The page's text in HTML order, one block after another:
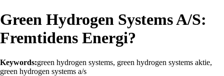
Green Hydrogen Systems A/S:
Fremtidens Energi?
Keywords:green hydrogen systems, green hydrogen systems aktie,
green hydrogen systems a/s